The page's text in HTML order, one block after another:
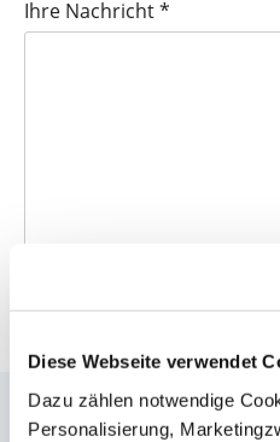
Diese Webseite verwendet
Dazu zählen notwendige
Personalisierung,
Ihre Nachricht *
Landeskoordination